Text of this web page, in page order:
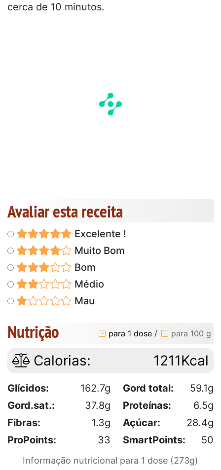
cerca de 10 minutos.
Avaliar esta receita
Excelente !
Muito Bom
Bom
Médio
Mau
Nutrição para 1 dose / para 100 g
Calorias: 1211Kcal
Glícidos: 162.7g Gord total:
59.1g
Gord.sat.:
37.8g Proteínas:
6.5g
Fibras:
1.3g Açúcar:
28.4g
ProPoints:
33 SmartPoints: 50
Informação nutricional para 1 dose (273g)